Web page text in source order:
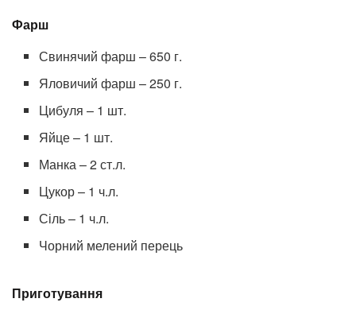
Фарш
Свинячий фарш – 650 г.
Яловичий фарш – 250 г.
Цибуля – 1 шт.
Яйце – 1 шт.
Манка – 2 ст.л.
Цукор – 1 ч.л.
Сіль – 1 ч.л.
Чорний мелений перець
Приготування